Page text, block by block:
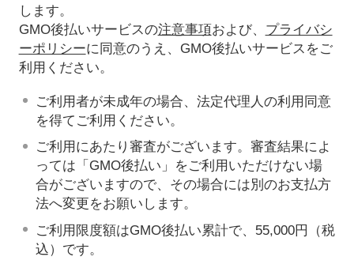
します。
GMO後払いサービスの注意事項および、 プライバシ
ーポリシーに同意のうえ、GMO後払いサービスをご
利用ください。
ご利用者が未成年の場合、法定代理人の利用同意
を得てご利用ください。
ご利用にあたり審査がございます。審査結果によ
っては「GMO後払い」をご利用いただけない場
合がございますので、その場合には別のお支払方
法へ変更をお願いします。
ご利用限度額はGMO後払い累計で、55,000円（税
込）です。